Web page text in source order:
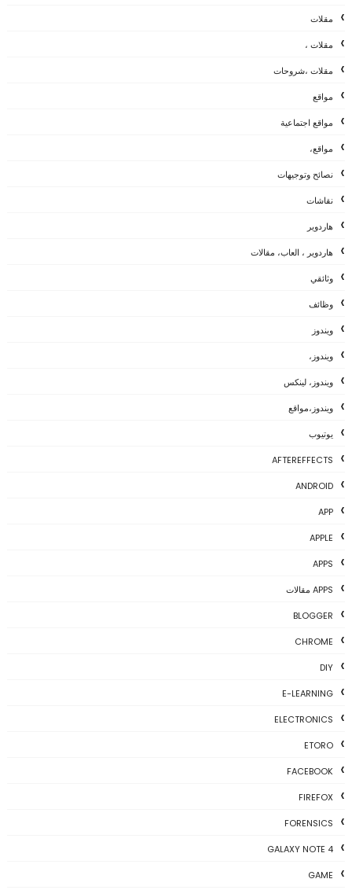
مقلات
مقلات ،
مقلات ،شروحات
مواقع
مواقع اجتماعية
مواقع،
نصائح وتوجيهات
نقاشات
هاردوير
هاردوير ، العاب، مقالات
وثائقي
وظائف
ويندوز
ويندوز،
ويندوز، لينكس
ويندوز،مواقع
يوتيوب
AFTEREFFECTS
ANDROID
APP
APPLE
APPS
APPS مقالات
BLOGGER
CHROME
DIY
E-LEARNING
ELECTRONICS
ETORO
FACEBOOK
FIREFOX
FORENSICS
GALAXY NOTE 4
GAME